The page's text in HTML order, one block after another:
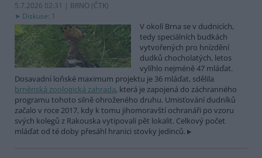
5.7.2026 02:31 | BRNO (ČTK)
Diskuse: 1
V okolí Brna se v dudnicích,
tedy speciálních budkách
vytvořených pro hnízdění
dudků chocholatých, letos
vylíhlo nejméně 47 mláďat.
Dosavadní loňské maximum projektu je 36 mláďat, sdělila
brněnská zoologická zahrada, která je zapojená do záchranného
programu tohoto silně ohroženého druhu. Umisťování dudníků
začalo v roce 2017, kdy k tomu jihomoravští ochranáři po vzoru
svých kolegů z Rakouska vytipovali pět lokalit. Celkový počet
mláďat od té doby přesáhl hranici stovky jedinců.